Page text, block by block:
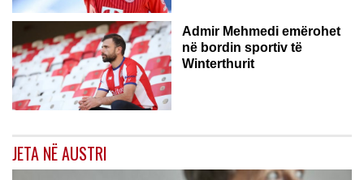
Admir Mehmedi emërohet
në bordin sportiv të
Winterthurit
JETA NË AUSTRI